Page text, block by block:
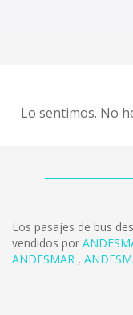
Lo sentimos. No
Los pasajes de bus
vendidos por
ANDESMAR ,